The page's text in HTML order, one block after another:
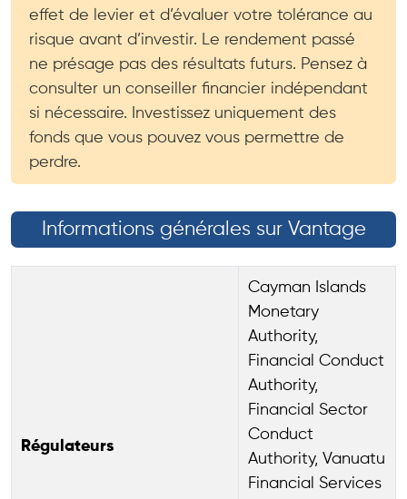
effet de levier et d’évaluer votre tolérance au
risque avant d’investir. Le rendement passé
ne présage pas des résultats futurs. Pensez à
consulter un conseiller financier indépendant
si nécessaire. Investissez uniquement des
fonds que vous pouvez vous permettre de
perdre.
Informations générales sur Vantage
Régulateurs
Cayman Islands
Monetary
Authority,
Financial Conduct
Authority,
Financial Sector
Conduct
Authority, Vanuatu
Financial Services